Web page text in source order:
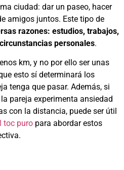
ciudad: dar un paseo, hacer
amigos juntos. Este tipo de
razones: estudios, trabajos,
personales.
km, y no por ello ser unas
esto sí determinará los
tenga que pasar. Además, si
pareja experimenta ansiedad
con la distancia, puede ser útil
toc puro para abordar estos